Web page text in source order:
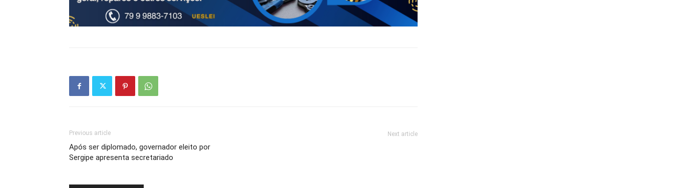
Previous article
Após ser diplomado, governador eleito por
Sergipe apresenta secretariado
Next article